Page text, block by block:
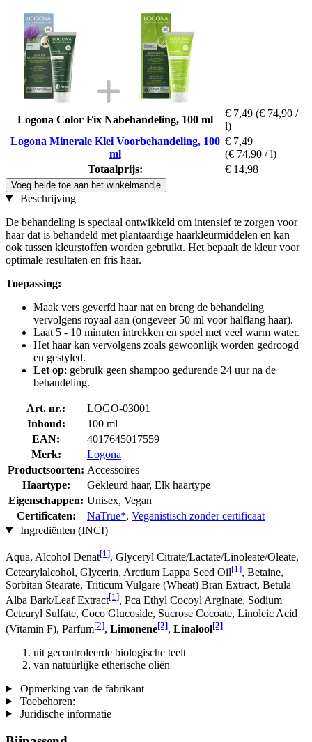
Logona Color Fix Nabehandeling, 100 ml
€ 7,49 (€ 74,90 /
l)
Logona Minerale Klei Voorbehandeling, 100
ml
€ 7,49
(€ 74,90 / l)
Totaalprijs:
€ 14,98
Voeg beide toe aan het winkelmandje
Beschrijving
De behandeling is speciaal ontwikkeld om intensief te zorgen voor
haar dat is behandeld met plantaardige haarkleurmiddelen en kan
ook tussen kleurstoffen worden gebruikt. Het bepaalt de kleur voor
optimale resultaten en fris haar.
Toepassing:
Maak vers geverfd haar nat en breng de behandeling
vervolgens royaal aan (ongeveer 50 ml voor halflang haar).
Laat 5 - 10 minuten intrekken en spoel met veel warm water.
Het haar kan vervolgens zoals gewoonlijk worden gedroogd
en gestyled.
Let op: gebruik geen shampoo gedurende 24 uur na de
behandeling.
Art. nr.:
LOGO-03001
Inhoud:
100 ml
EAN:
4017645017559
Merk:
Logona
Productsoorten: Accessoires
Haartype:
Gekleurd haar, Elk haartype
Eigenschappen: Unisex, Vegan
Certificaten:
NaTrue*, Veganistisch zonder certificaat
Ingrediënten (INCI)
Aqua, Alcohol Denat[1], Glyceryl Citrate/Lactate/Linoleate/Oleate,
Cetearylalcohol, Glycerin, Arctium Lappa Seed Oil[1], Betaine,
Sorbitan Stearate, Triticum Vulgare (Wheat) Bran Extract, Betula
Alba Bark/Leaf Extract[1], Pca Ethyl Cocoyl Arginate, Sodium
Cetearyl Sulfate, Coco Glucoside, Sucrose Cocoate, Linoleic Acid
(Vitamin F), Parfum[2], Limonene[2], Linalool[2]
uit gecontroleerde biologische teelt
van natuurlijke etherische oliën
Opmerking van de fabrikant
Toebehoren:
Juridische informatie